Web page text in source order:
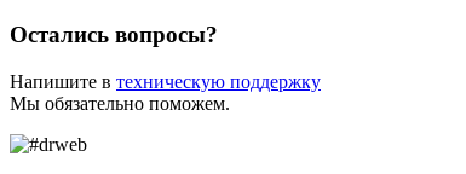
Остались вопросы?
Напишите в техническую поддержку
Мы обязательно поможем.